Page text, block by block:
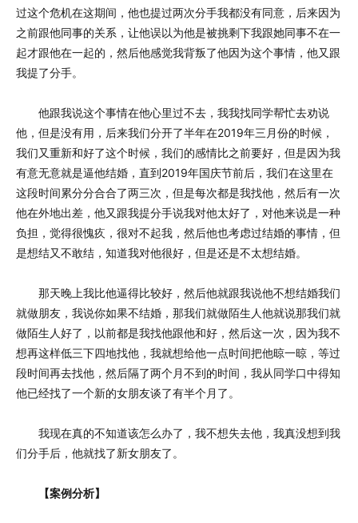
过这个危机在这期间，他也提过两次分手我都没有同意，后来因为
之前跟他同事的关系，让他误以为他是被挑剩下我跟她同事不在一
起才跟他在一起的，然后他感觉我背叛了他因为这个事情，他又跟
我提了分手。
他跟我说这个事情在他心里过不去，我我找同学帮忙去劝说
他，但是没有用，后来我们分开了半年在2019年三月份的时候，
我们又重新和好了这个时候，我们的感情比之前要好，但是因为我
有意无意就是逼他结婚，直到2019年国庆节前后，我们在这里在
这段时间累分分合合了两三次，但是每次都是我找他，然后有一次
他在外地出差，他又跟我提分手说我对他太好了，对他来说是一种
负担，觉得很愧疚，很对不起我，然后他也考虑过结婚的事情，但
是想结又不敢结，知道我对他很好，但是还是不太想结婚。
那天晚上我比他逼得比较好，然后他就跟我说他不想结婚我们
就做朋友，我说你如果不结婚，那我们就做陌生人他就说那我们就
做陌生人好了，以前都是我找他跟他和好，然后这一次，因为我不
想再这样低三下四地找他，我就想给他一点时间把他晾一晾，等过
段时间再去找他，然后隔了两个月不到的时间，我从同学口中得知
他已经找了一个新的女朋友谈了有半个月了。
我现在真的不知道该怎么办了，我不想失去他，我真没想到我
们分手后，他就找了新女朋友了。
【案例分析】